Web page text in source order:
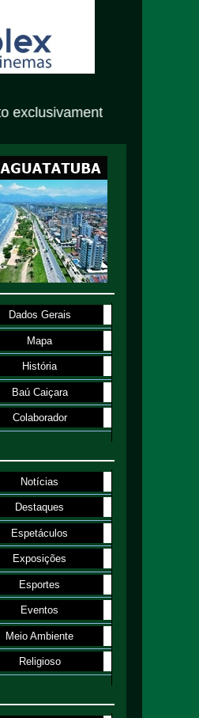
virtual. Para dúvidas
Dados Gerais
Mapa
História
Baú Caiçara
Colaborador
Notícias
Destaques
Espetáculos
Exposições
Esportes
Eventos
Meio Ambiente
Religioso